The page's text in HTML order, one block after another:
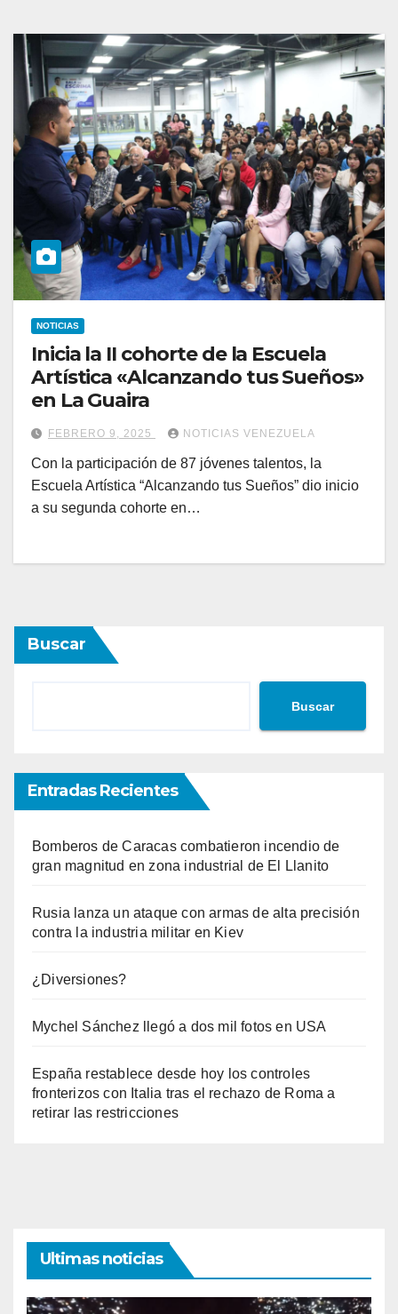
NOTICIAS
Inicia la II cohorte de la Escuela
Artística «Alcanzando tus Sueños»
en La Guaira
FEBRERO 9, 2025 NOTICIAS VENEZUELA
Con la participación de 87 jóvenes talentos, la
Escuela Artística “Alcanzando tus Sueños” dio inicio
a su segunda cohorte en…
Buscar
Buscar
Entradas Recientes
Bomberos de Caracas combatieron incendio de
gran magnitud en zona industrial de El Llanito
Rusia lanza un ataque con armas de alta precisión
contra la industria militar en Kiev
¿Diversiones?
Mychel Sánchez llegó a dos mil fotos en USA
España restablece desde hoy los controles
fronterizos con Italia tras el rechazo de Roma a
retirar las restricciones
Ultimas noticias